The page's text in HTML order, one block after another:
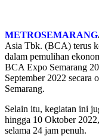
METROSEMARANG
Asia Tbk. (BCA) terus
dalam pemulihan
BCA Expo Semarang
September 2022
Semarang.
Selain itu, kegiatan ini
hingga 10 Oktober
selama 24 jam penuh.